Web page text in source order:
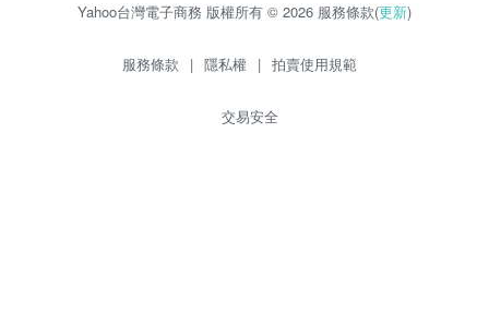
Yahoo台灣電子商務 版權所有 © 2026 服務條款(更新)
服務條款 | 隱私權 | 拍賣使用規範
交易安全